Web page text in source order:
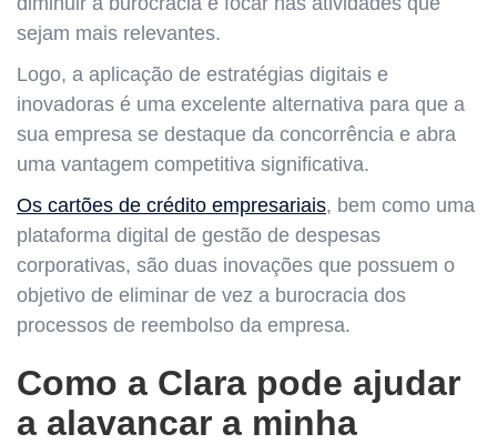
sejam mais relevantes.
Logo, a aplicação de estratégias digitais e
inovadoras é uma excelente alternativa para que a
sua empresa se destaque da concorrência e abra
uma vantagem competitiva significativa.
Os cartões de crédito empresariais, bem como uma
plataforma digital de gestão de despesas
corporativas, são duas inovações que possuem o
objetivo de eliminar de vez a burocracia dos
processos de reembolso da empresa.
Como a Clara pode ajudar
a alavancar a minha